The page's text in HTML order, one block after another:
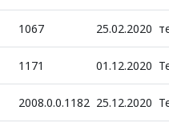
1067 25.02.2020
1171 01.12.2020
2008.0.0.1182 25.12.2020